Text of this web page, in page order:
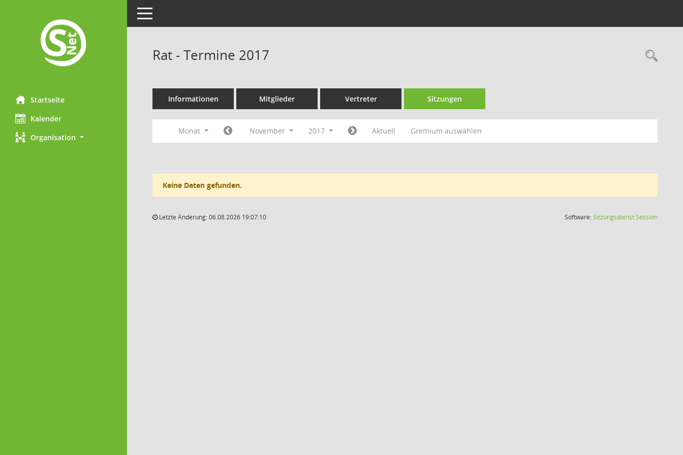
Startseite
Kalender
Organisation
Toggle navigation
Rat - Termine 2017
Informationen Mitglieder Vertreter Sitzungen
Monat November 2017 Aktuell Gremium auswählen
Keine Daten gefunden.
Letzte Änderung: 06.08.2026 19:07:10 Software:SitzungsdienstSession(Wird in